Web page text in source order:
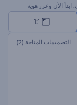
ابدأ الآن وعزز هوية
1:1
التصميمات المتاحة (2)